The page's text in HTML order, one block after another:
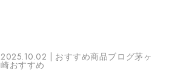
2025.10.02 | おすすめ商品ブログ茅ヶ
崎おすすめ